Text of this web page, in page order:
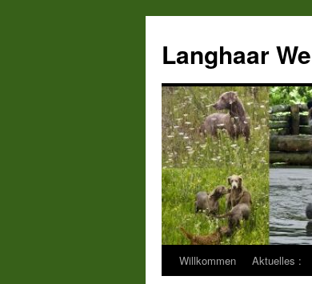
springen
Langhaar
Willkommen Aktuelles :